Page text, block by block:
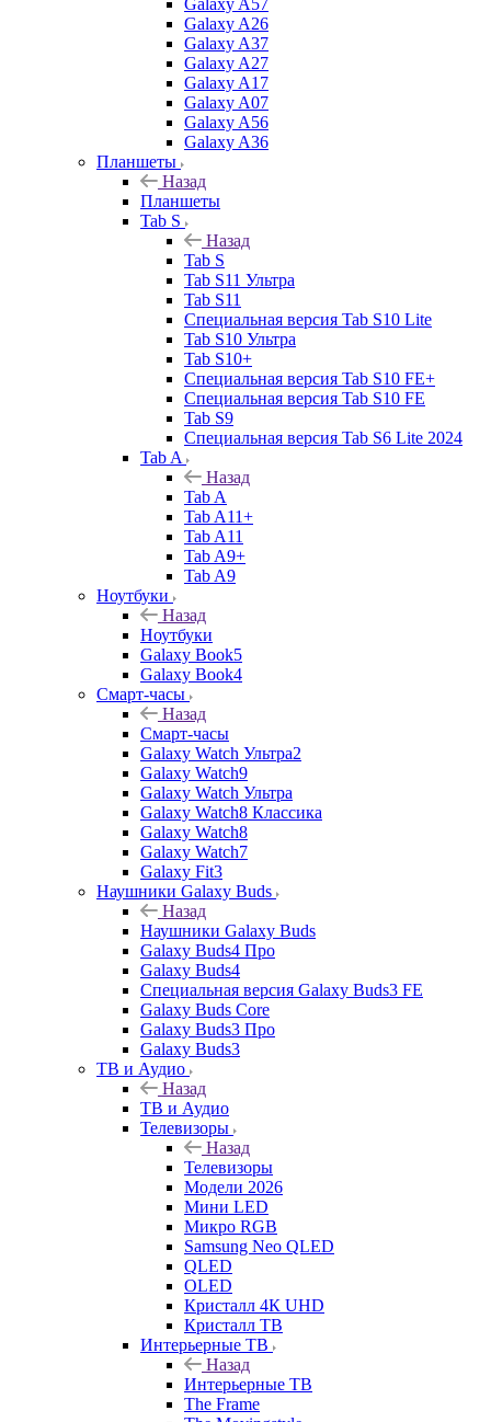
Galaxy A57
Galaxy A26
Galaxy A37
Galaxy A27
Galaxy A17
Galaxy A07
Galaxy A56
Galaxy A36
Планшеты
Назад
Планшеты
Tab S
Назад
Tab S
Tab S11 Ультра
Tab S11
Специальная версия Tab S10 Lite
Tab S10 Ультра
Tab S10+
Специальная версия Tab S10 FE+
Специальная версия Tab S10 FE
Tab S9
Специальная версия Tab S6 Lite 2024
Tab A
Назад
Tab A
Tab A11+
Tab A11
Tab A9+
Tab A9
Ноутбуки
Назад
Ноутбуки
Galaxy Book5
Galaxy Book4
Смарт-часы
Назад
Смарт-часы
Galaxy Watch Ультра2
Galaxy Watch9
Galaxy Watch Ультра
Galaxy Watch8 Классика
Galaxy Watch8
Galaxy Watch7
Galaxy Fit3
Наушники Galaxy Buds
Назад
Наушники Galaxy Buds
Galaxy Buds4 Про
Galaxy Buds4
Специальная версия Galaxy Buds3 FE
Galaxy Buds Core
Galaxy Buds3 Про
Galaxy Buds3
ТВ и Аудио
Назад
ТВ и Аудио
Телевизоры
Назад
Телевизоры
Модели 2026
Мини LED
Микро RGB
Samsung Neo QLED
QLED
OLED
Кристалл 4К UHD
Кристалл ТВ
Интерьерные ТВ
Назад
Интерьерные ТВ
The Frame